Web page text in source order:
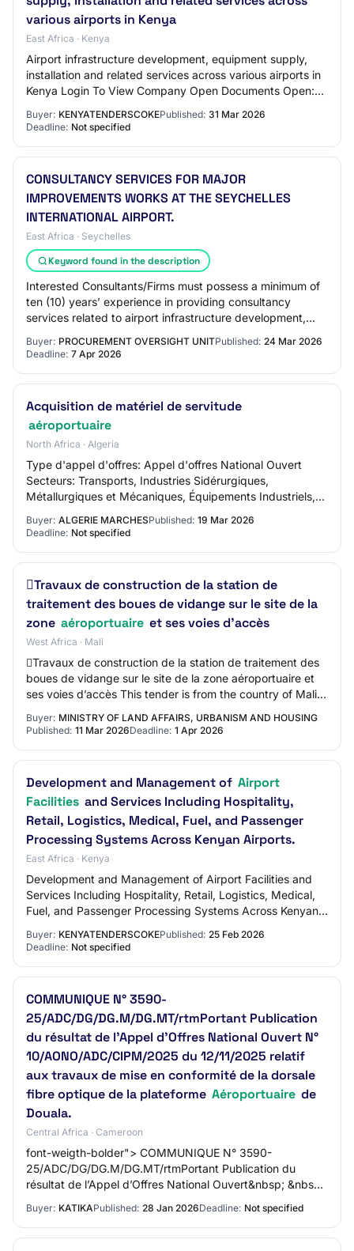
various airports in Kenya
East Africa · Kenya
Airport infrastructure development, equipment supply,
installation and related services across various airports in
Kenya Login To View Company Open Documents Open:
Buyer: KENYATENDERSCOKEPublished: 31 Mar 2026
Deadline: Not specified
CONSULTANCY SERVICES FOR MAJOR
IMPROVEMENTS WORKS AT THE SEYCHELLES
INTERNATIONAL AIRPORT.
East Africa · Seychelles
Keyword found in the description
Interested Consultants/Firms must possess a minimum of
ten (10) years’ experience in providing consultancy
services related to airport infrastructure development,
Buyer: PROCUREMENT OVERSIGHT UNITPublished: 24 Mar 2026
Deadline: 7 Apr 2026
Acquisition de matériel de servitude
aéroportuaire
North Africa · Algeria
Type d'appel d'offres: Appel d'offres National Ouvert
Secteurs: Transports, Industries Sidérurgiques,
Métallurgiques et Mécaniques, Équipements Industriels,
Buyer: ALGERIE MARCHESPublished: 19 Mar 2026
Deadline: Not specified
Travaux de construction de la station de
traitement des boues de vidange sur le site de la
zone aéroportuaire et ses voies d’accès
West Africa · Mali
Travaux de construction de la station de traitement des
boues de vidange sur le site de la zone aéroportuaire et
ses voies d’accès This tender is from the country of Mali
Buyer: MINISTRY OF LAND AFFAIRS, URBANISM AND HOUSING
Published: 11 Mar 2026Deadline: 1 Apr 2026
Development and Management of Airport
Facilities and Services Including Hospitality,
Retail, Logistics, Medical, Fuel, and Passenger
Processing Systems Across Kenyan Airports.
East Africa · Kenya
Development and Management of Airport Facilities and
Services Including Hospitality, Retail, Logistics, Medical,
Fuel, and Passenger Processing Systems Across Kenyan
Buyer: KENYATENDERSCOKEPublished: 25 Feb 2026
Deadline: Not specified
COMMUNIQUE N° 3590-
25/ADC/DG/DG.M/DG.MT/rtmPortant Publication
du résultat de l’Appel d’Offres National Ouvert N°
10/AONO/ADC/CIPM/2025 du 12/11/2025 relatif
aux travaux de mise en conformité de la dorsale
fibre optique de la plateforme Aéroportuaire de
Douala.
Central Africa · Cameroon
font-weigth-bolder"> COMMUNIQUE N° 3590-
25/ADC/DG/DG.M/DG.MT/rtmPortant Publication du
résultat de l’Appel d’Offres National Ouvert&nbsp; &nbsp;
&nbsp…
Buyer: KATIKAPublished: 28 Jan 2026Deadline: Not specified